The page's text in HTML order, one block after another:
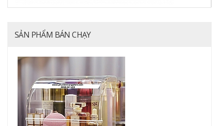
SẢN PHẨM BÁN CHẠY